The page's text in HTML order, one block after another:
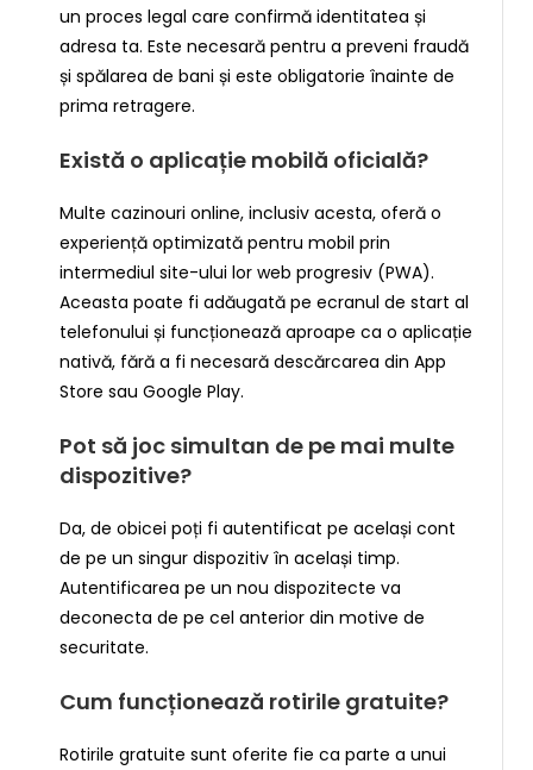
un proces legal care confirmă identitatea și
adresa ta. Este necesară pentru a preveni fraudă
și spălarea de bani și este obligatorie înainte de
prima retragere.
Există o aplicație mobilă oficială?
Multe cazinouri online, inclusiv acesta, oferă o
experiență optimizată pentru mobil prin
intermediul site-ului lor web progresiv (PWA).
Aceasta poate fi adăugată pe ecranul de start al
telefonului și funcționează aproape ca o aplicație
nativă, fără a fi necesară descărcarea din App
Store sau Google Play.
Pot să joc simultan de pe mai multe
dispozitive?
Da, de obicei poți fi autentificat pe același cont
de pe un singur dispozitiv în același timp.
Autentificarea pe un nou dispozitecte va
deconecta de pe cel anterior din motive de
securitate.
Cum funcționează rotirile gratuite?
Rotirile gratuite sunt oferite fie ca parte a unui